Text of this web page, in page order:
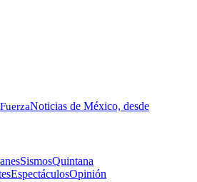
FuerzaNoticias de México, desde
SismosQuintana
EspectáculosOpinión